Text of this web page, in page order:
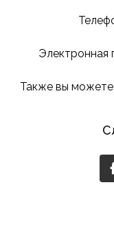
Электронная
Также вы можете